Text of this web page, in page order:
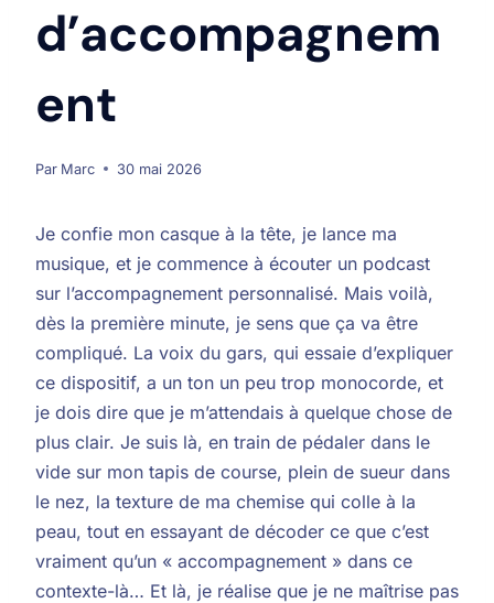
d’accompagnem
ent
Par Marc 30 mai 2026
Je confie mon casque à la tête, je lance ma
musique, et je commence à écouter un podcast
sur l’accompagnement personnalisé. Mais voilà,
dès la première minute, je sens que ça va être
compliqué. La voix du gars, qui essaie d’expliquer
ce dispositif, a un ton un peu trop monocorde, et
je dois dire que je m’attendais à quelque chose de
plus clair. Je suis là, en train de pédaler dans le
vide sur mon tapis de course, plein de sueur dans
le nez, la texture de ma chemise qui colle à la
peau, tout en essayant de décoder ce que c’est
vraiment qu’un « accompagnement » dans ce
contexte-là… Et là, je réalise que je ne maîtrise pas